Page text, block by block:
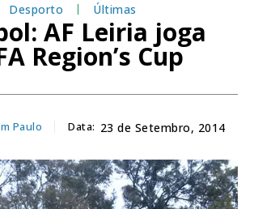
Desporto Últimas
AF Leiria joga
Region’s Cup
Paulo Data: 23 de Setembro, 2014